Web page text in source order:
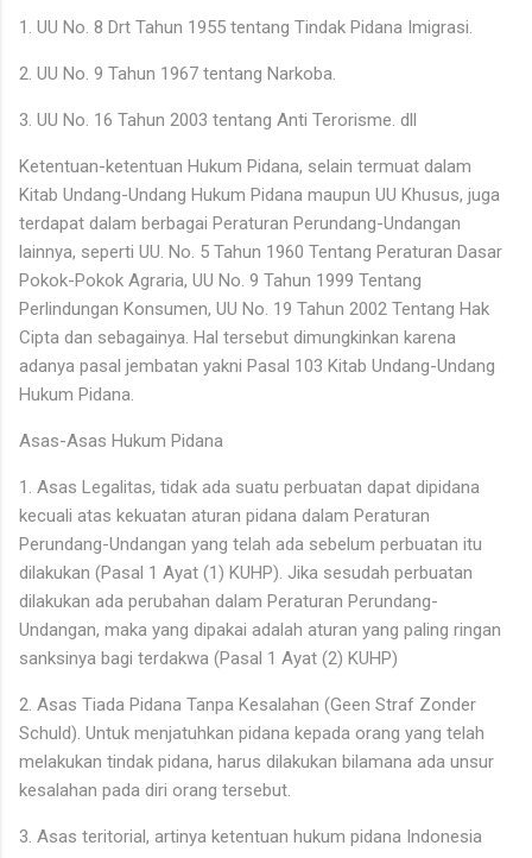
1. UU No. 8 Drt Tahun 1955 tentang Tindak Pidana Imigrasi.
2. UU No. 9 Tahun 1967 tentang Narkoba.
3. UU No. 16 Tahun 2003 tentang Anti Terorisme. dll
Ketentuan-ketentuan Hukum Pidana, selain termuat dalam
Kitab Undang-Undang Hukum Pidana maupun UU Khusus, juga
terdapat dalam berbagai Peraturan Perundang-Undangan
lainnya, seperti UU. No. 5 Tahun 1960 Tentang Peraturan Dasar
Pokok-Pokok Agraria, UU No. 9 Tahun 1999 Tentang
Perlindungan Konsumen, UU No. 19 Tahun 2002 Tentang Hak
Cipta dan sebagainya. Hal tersebut dimungkinkan karena
adanya pasal jembatan yakni Pasal 103 Kitab Undang-Undang
Hukum Pidana.
Asas-Asas Hukum Pidana
1. Asas Legalitas, tidak ada suatu perbuatan dapat dipidana
kecuali atas kekuatan aturan pidana dalam Peraturan
Perundang-Undangan yang telah ada sebelum perbuatan itu
dilakukan (Pasal 1 Ayat (1) KUHP). Jika sesudah perbuatan
dilakukan ada perubahan dalam Peraturan Perundang-
Undangan, maka yang dipakai adalah aturan yang paling ringan
sanksinya bagi terdakwa (Pasal 1 Ayat (2) KUHP)
2. Asas Tiada Pidana Tanpa Kesalahan (Geen Straf Zonder
Schuld). Untuk menjatuhkan pidana kepada orang yang telah
melakukan tindak pidana, harus dilakukan bilamana ada unsur
kesalahan pada diri orang tersebut.
3. Asas teritorial, artinya ketentuan hukum pidana Indonesia